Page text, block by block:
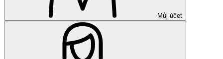
Můj účet